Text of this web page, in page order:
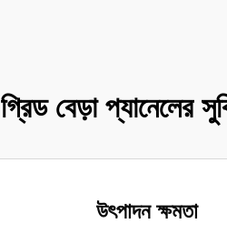
গ্রিড বেড়া প্যানেলের
উৎপাদন ক্ষমতা